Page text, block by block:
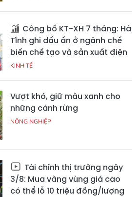
Công bố KT-XH 7 tháng: Hà
Tĩnh ghi dấu ấn ở ngành chế
biến chế tạo và sản xuất điện
KINH TẾ
Vượt khó, giữ màu xanh cho
những cánh rừng
NÔNG NGHIỆP
Tài chính thị trường ngày
3/8: Mua vàng vùng giá cao
có thể lỗ 10 triệu đồng/lượng